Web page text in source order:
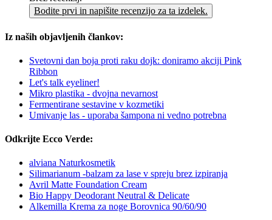
Bodite prvi in napišite recenzijo za ta izdelek.
Iz naših objavljenih člankov:
Svetovni dan boja proti raku dojk: doniramo akciji Pink
Ribbon
Let's talk eyeliner!
Mikro plastika - dvojna nevarnost
Fermentirane sestavine v kozmetiki
Umivanje las - uporaba šampona ni vedno potrebna
Odkrijte Ecco Verde:
alviana Naturkosmetik
Silimarianum -balzam za lase v spreju brez izpiranja
Avril Matte Foundation Cream
Bio Happy Deodorant Neutral & Delicate
Alkemilla Krema za noge Borovnica 90/60/90